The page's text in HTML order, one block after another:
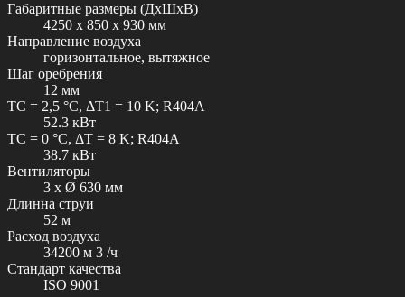
Габаритные размеры (ДxШxВ)
4250 x 850 x 930 мм
Направление воздуха
горизонтальное, вытяжное
Шаг оребрения
12 мм
TC = 2,5 °C, ΔT1 = 10 K; R404A
52.3 кВт
TC = 0 °C, ΔT = 8 K; R404A
38.7 кВт
Вентиляторы
3 x Ø 630 мм
Длинна струи
52 м
Расход воздуха
34200 м 3 /ч
Стандарт качества
ISO 9001